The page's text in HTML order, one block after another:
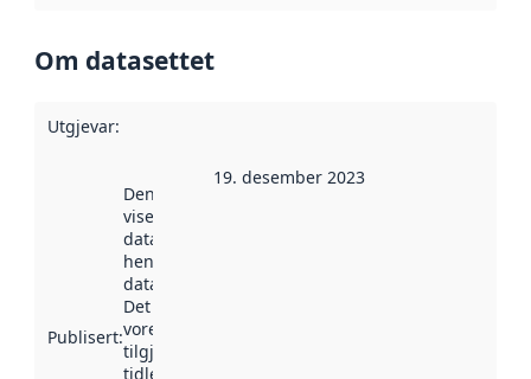
Om datasettet
Utgjevar:
Publisert:
Denne datoen
viser når
datasettet vart
henta inn av
data.norge.no.
Det kan ha
vore
tilgjengeleg
tidlegare
19. desember 2023